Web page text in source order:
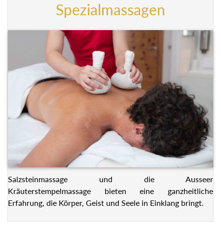
Spezialmassagen
Salzsteinmassage und die Ausseer
Kräuterstempelmassage bieten eine ganzheitliche
Erfahrung, die Körper, Geist und Seele in Einklang bringt.